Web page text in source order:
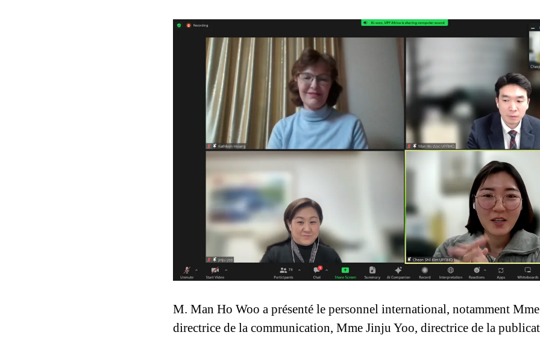
M. Man Ho Woo a présenté le personnel international, notamment
directrice de la communication, Mme Jinju Yoo, directrice de la